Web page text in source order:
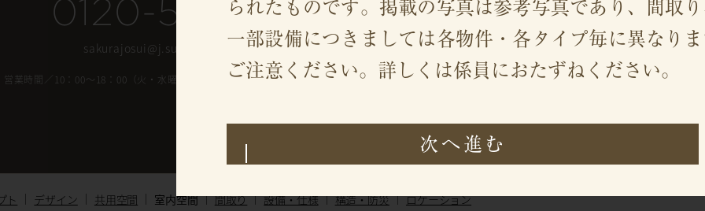
0120-507-128
sakurajosui@j.sumitomo-rd.co.jp
営業時間／10：00〜18：00 （火・水曜定休（祝日除く）、年末年始は休業）
ト デザイン 共⽤空間 室内空間 間取り 設備・仕様 構造・防災
ロケーション
られたものです。掲載の写真は参考写真であり、間取
一部設備につきましては各物件・各タイプ毎に異なり
ご注意ください。詳しくは係員におたずねください。
次へ進む